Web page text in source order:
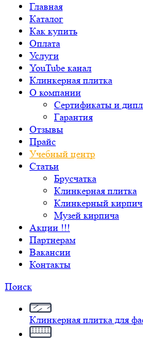
Главная
Каталог
Как купить
Оплата
Услуги
YouTube канал
Клинкерная плитка
О компании
Сертификаты и
Гарантия
Отзывы
Прайс
Учебный центр
Статьи
Брусчатка
Клинкерная плитка
Клинкерный кирпич
Музей кирпича
Акции !!!
Партнерам
Вакансии
Контакты
Поиск
Клинкерная плитка для